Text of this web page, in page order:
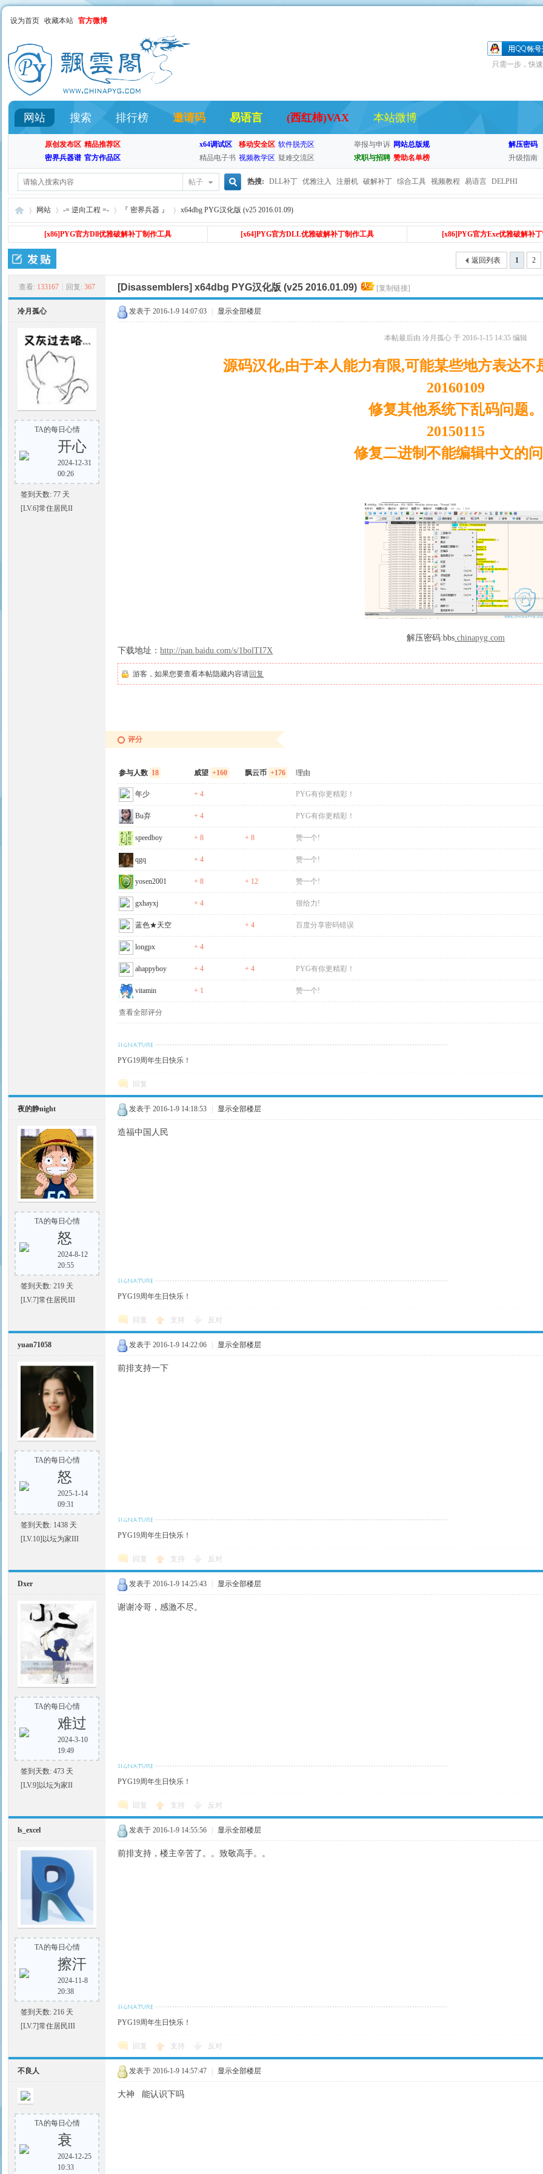
设为首页 收藏本站 官方微博
只需一步，快
网站 搜索 排行榜 邀请码 易语言 (西红柿)VAX 本站微博
原创发布区 精品推荐区
密界兵器谱 官方作品区
x64调试区 移动安全区 软件脱壳区
精品电子书 视频教学区 疑难交流区
举报与申诉 网站总版规
求职与招聘 赞助名单榜
解压密码
升级指南
帖子
搜
热搜: DLL补丁 优雅注入 注册机 破解补丁 综合工具 视频教程 易语言 DELPHI
飘
阁
»
网站 -= 逆向工程 =- 『 密界兵器 』 x64dbg PYG汉化版 (v25 2016.01.09)
[x86]PYG官方Dll优雅破解补丁制作工具 [x64]PYG官方DLL优雅破解补丁制作工具 [x86]PYG官方Exe优雅破解补
1 2
返回列表
查看: 133167 回复: 367 [Disassemblers]x64dbg PYG汉化版 (v25 2016.01.09) [复制链接]
冷月孤心
TA的每日心情
开心
2024-12-31
00:26
签到天数: 77 天
[LV.6]常住居民II
发表于 2016-1-9 14:07:03 显示全部楼层
本帖最后由 冷月孤心 于 2016-1-15 14:35 编辑
源码汉化,由于本人能力有限,可能某些地方表达不
20160109
修复其他系统下乱码问题。
20150115
修复二进制不能编辑中文的
解压密码:bbs.chinapyg.com
下载地址：http://pan.baidu.com/s/1bolTI7X
游客，如果您要查看本帖隐藏内容请回复
评分
参与人数 18 威望 +160 飘云币 +176 理由
年少 + 4 PYG有你更精彩！
Bu弃 + 4 PYG有你更精彩！
speedboy + 8 + 8 赞一个!
qgq + 4 赞一个!
yosen2001 + 8 + 12 赞一个!
gxhayxj + 4 很给力!
蓝色★天空 + 4 百度分享密码错误
longpx + 4
ahappyboy + 4 + 4 PYG有你更精彩！
vitamin + 1 赞一个!
查看全部评分
PYG19周年生日快乐！
回复
夜的静night
TA的每日心情
怒
2024-8-12
20:55
签到天数: 219 天
[LV.7]常住居民III
发表于 2016-1-9 14:18:53 显示全部楼层
造福中国人民
PYG19周年生日快乐！
回复 支持 反对
yuan71058
TA的每日心情
怒
2025-1-14
09:31
签到天数: 1438 天
[LV.10]以坛为家III
发表于 2016-1-9 14:22:06 显示全部楼层
前排支持一下
PYG19周年生日快乐！
回复 支持 反对
Dxer
TA的每日心情
难过
2024-3-10
19:49
签到天数: 473 天
[LV.9]以坛为家II
发表于 2016-1-9 14:25:43 显示全部楼层
谢谢冷哥，感激不尽。
PYG19周年生日快乐！
回复 支持 反对
ls_excel
TA的每日心情
擦汗
2024-11-8
20:38
签到天数: 216 天
[LV.7]常住居民III
发表于 2016-1-9 14:55:56 显示全部楼层
前排支持，楼主辛苦了。。致敬高手。。
PYG19周年生日快乐！
回复 支持 反对
不良人
TA的每日心情
衰
2024-12-25
10:33
发表于 2016-1-9 14:57:47 显示全部楼层
大神 能认识下吗